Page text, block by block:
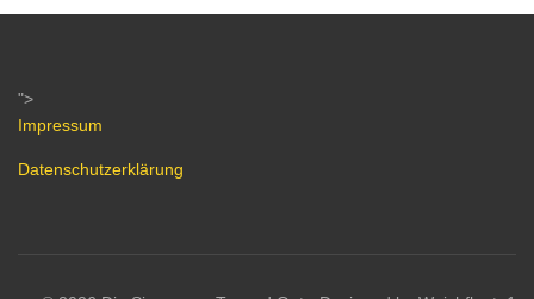
">
Impressum
Datenschutzerklärung